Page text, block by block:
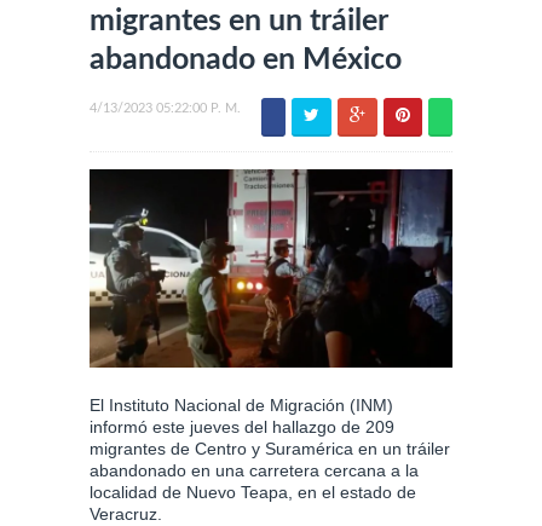
migrantes en un tráiler
abandonado en México
4/13/2023 05:22:00 P. M.
El Instituto Nacional de Migración (INM)
informó este jueves del hallazgo de 209
migrantes de Centro y Suramérica en un tráiler
abandonado en una carretera cercana a la
localidad de Nuevo Teapa, en el estado de
Veracruz.